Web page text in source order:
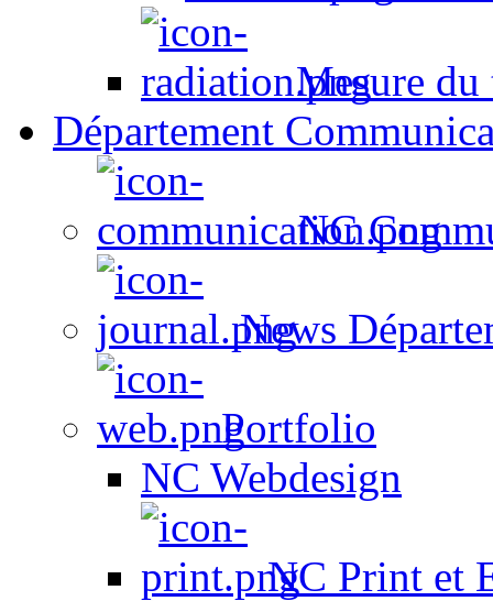
Mesure du
Département
NC
News
Portfolio
NC Webdesign
NC Print et